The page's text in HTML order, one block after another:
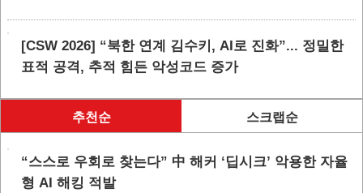
[CSW 2026] “북한 연계 김수키, AI로 진화”... 정밀한
표적 공격, 추적 힘든 악성코드 증가
추천순 스크랩순
“스스로 우회로 찾는다” 中 해커 ‘딥시크’ 악용한 자율
형 AI 해킹 적발